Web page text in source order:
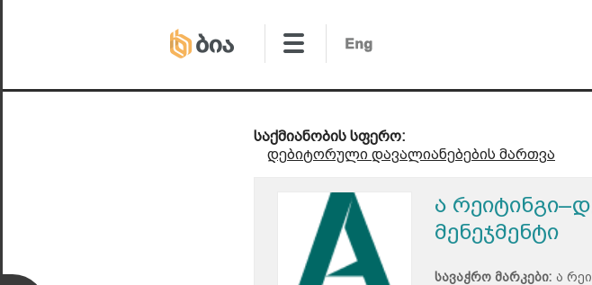
საქმიანობის სფერო:
დებიტორული დავალიანებების მართვა
ა
მენეჯმენტი
სავაჭრო მარკები: ა